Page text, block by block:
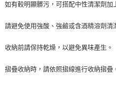
如有較明顯髒污，可搭配中性清潔劑加
請避免使用強酸、強鹼或含酒精溶劑清
收納前請保持乾燥，以避免異味產生。
摺疊收納時，請依照摺線進行收納摺疊